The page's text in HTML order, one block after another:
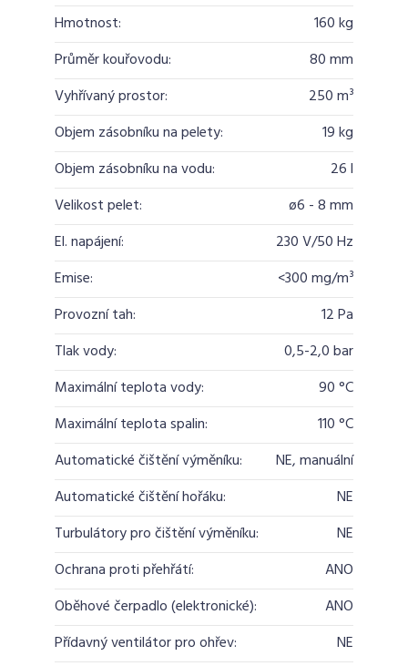
Hmotnost:
160 kg
Průměr kouřovodu:
80 mm
Vyhřívaný prostor:
250 m³
Objem zásobníku na pelety:
19 kg
Objem zásobníku na vodu:
26 l
Velikost pelet:
ø6 - 8 mm
El. napájení:
230 V/50 Hz
Emise:
<300 mg/m³
Provozní tah:
12 Pa
Tlak vody:
0,5-2,0 bar
Maximální teplota vody:
90 °C
Maximální teplota spalin:
110 °C
Automatické čištění výměníku:
NE, manuální
Automatické čištění hořáku:
NE
Turbulátory pro čištění výměníku:
NE
Ochrana proti přehřátí:
ANO
Oběhové čerpadlo (elektronické):
ANO
Přídavný ventilátor pro ohřev:
NE